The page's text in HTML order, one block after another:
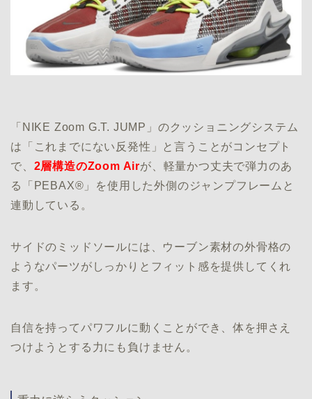
「NIKE Zoom G.T. JUMP」のクッショニングシステム
は「これまでにない反発性」と言うことがコンセプト
で、 2層構造のZoom Airが、軽量かつ丈夫で弾力のあ
る「PEBAX®」を使用した外側のジャンプフレームと
連動している。
サイドのミッドソールには、ウーブン素材の外骨格の
ようなパーツがしっかりとフィット感を提供してくれ
ます。
自信を持ってパワフルに動くことができ、体を押さえ
つけようとする力にも負けません。